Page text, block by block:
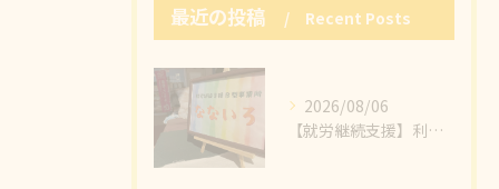
最近の投稿 Recent Posts
2026/08/06
【就労継続支援】利用者様の心のこもった製品がたくさんの方に見ていただけました🥰小物作りの魅力のひとつ、販売することで感じるたくさんの繋がりと幸せの輪💞